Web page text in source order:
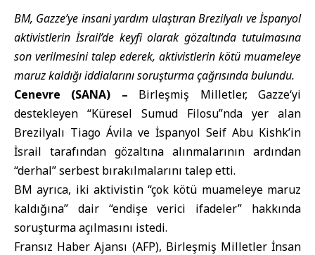
BM, Gazze’ye insani yardım ulaştıran Brezilyalı ve İspanyol
aktivistlerin İsrail’de keyfi olarak gözaltında tutulmasına
son verilmesini talep ederek, aktivistlerin kötü muameleye
maruz kaldığı iddialarını soruşturma çağrısında bulundu.
Cenevre (SANA) – Birleşmiş Milletler,Gazze‘yi
destekleyen “Küresel Sumud Filosu”nda yer alan
Brezilyalı Tiago Ávila ve İspanyol Seif Abu Kishk’in
İsrail tarafından gözaltına alınmalarının ardından
“derhal” serbest bırakılmalarını talep etti.
BM ayrıca, iki aktivistin “çok kötü muameleye maruz
kaldığına” dair “endişe verici ifadeler” hakkında
soruşturma açılmasını istedi.
Fransız Haber Ajansı (AFP), Birleşmiş Milletler İnsan